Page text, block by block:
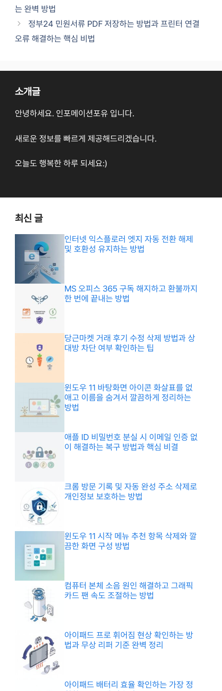
는 완벽 방법
정부24 민원서류 PDF 저장하는 방법과 프린터 연결
오류 해결하는 핵심 비법
소개글
안녕하세요. 인포메이션포유 입니다.
새로운 정보를 빠르게 제공해드리겠습니다.
오늘도 행복한 하루 되세요:)
최신 글
인터넷 익스플로러 엣지 자동 전환 해제
및 호환성 유지하는 방법
MS 오피스 365 구독 해지하고 환불까지
한 번에 끝내는 방법
당근마켓 거래 후기 수정 삭제 방법과 상
대방 차단 여부 확인하는 팁
윈도우 11 바탕화면 아이콘 화살표를 없
애고 이름을 숨겨서 깔끔하게 정리하는
방법
애플 ID 비밀번호 분실 시 이메일 인증 없
이 해결하는 복구 방법과 핵심 비결
크롬 방문 기록 및 자동 완성 주소 삭제로
개인정보 보호하는 방법
윈도우 11 시작 메뉴 추천 항목 삭제와 깔
끔한 화면 구성 방법
컴퓨터 본체 소음 원인 해결하고 그래픽
카드 팬 속도 조절하는 방법
아이패드 프로 휘어짐 현상 확인하는 방
법과 무상 리퍼 기준 완벽 정리
아이패드 배터리 효율 확인하는 가장 정